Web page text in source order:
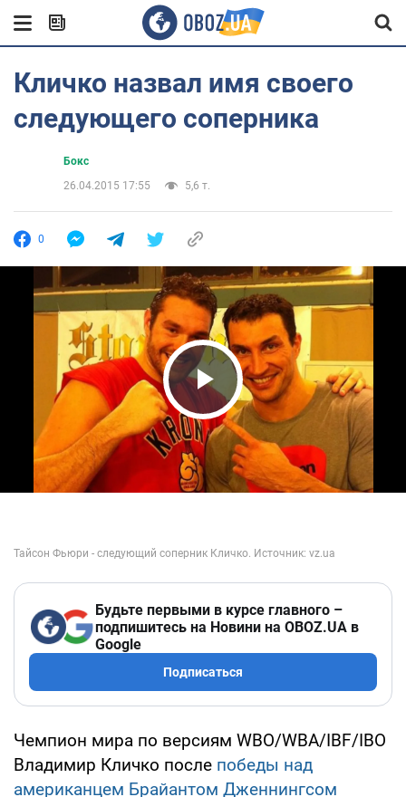
Кличко назвал имя своего
следующего соперника
Бокс
26.04.2015 17:55
5,6 т.
0
Play Video
Будьте первыми в курсе главного –
подпишитесь на Новини на OBOZ.UA в
Google
Подписаться
Чемпион мира по версиям WBO/WBA/IBF/IBO
Владимир Кличко после победы над
американцем Брайантом Дженнингсом